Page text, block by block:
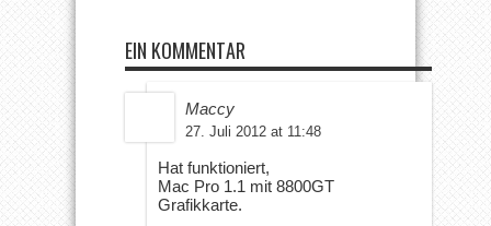
EIN KOMMENTAR
Maccy
27. Juli 2012 at 11:48
Hat funktioniert,
Mac Pro 1.1 mit 8800GT
Grafikkarte.